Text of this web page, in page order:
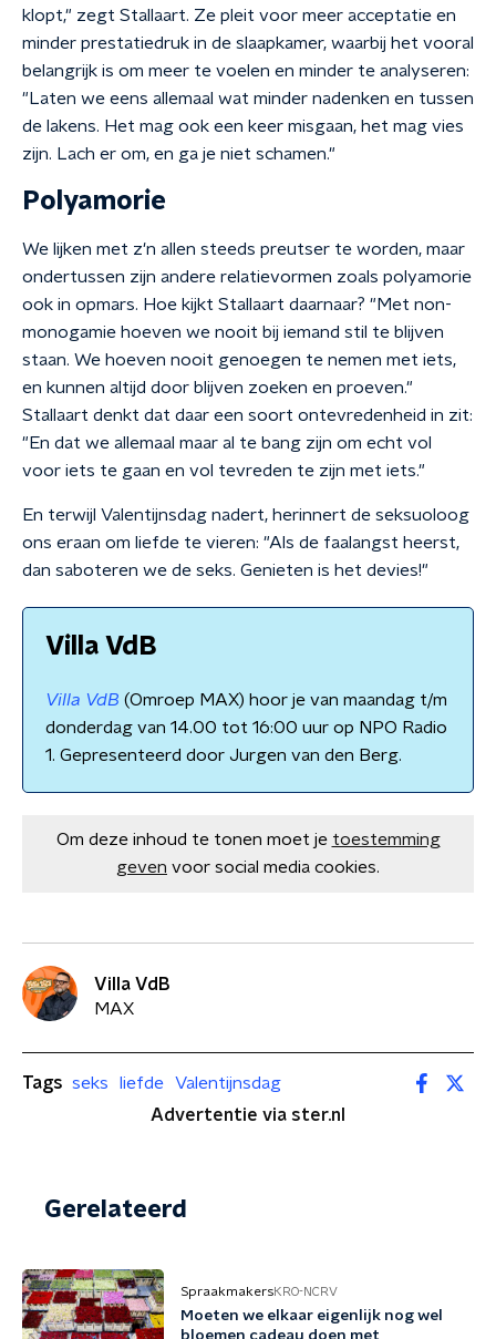
klopt," zegt Stallaart. Ze pleit voor meer acceptatie en
minder prestatiedruk in de slaapkamer, waarbij het vooral
belangrijk is om meer te voelen en minder te analyseren:
"Laten we eens allemaal wat minder nadenken en tussen
de lakens. Het mag ook een keer misgaan, het mag vies
zijn. Lach er om, en ga je niet schamen."
Polyamorie
We lijken met z'n allen steeds preutser te worden, maar
ondertussen zijn andere relatievormen zoals polyamorie
ook in opmars. Hoe kijkt Stallaart daarnaar? "Met non-
monogamie hoeven we nooit bij iemand stil te blijven
staan. We hoeven nooit genoegen te nemen met iets,
en kunnen altijd door blijven zoeken en proeven."
Stallaart denkt dat daar een soort ontevredenheid in zit:
"En dat we allemaal maar al te bang zijn om echt vol
voor iets te gaan en vol tevreden te zijn met iets."
En terwijl Valentijnsdag nadert, herinnert de seksuoloog
ons eraan om liefde te vieren: "Als de faalangst heerst,
dan saboteren we de seks. Genieten is het devies!"
Villa VdB
Villa VdB (Omroep MAX) hoor je van maandag t/m
donderdag van 14.00 tot 16:00 uur op NPO Radio
1. Gepresenteerd door Jurgen van den Berg.
Om deze inhoud te tonen moet je toestemming
geven voor social media cookies.
Villa VdB
MAX
Tags seks liefde
Valentijnsdag
Advertentie via ster.nl
Gerelateerd
SpraakmakersKRO-NCRV
Moeten we elkaar eigenlijk nog wel
bloemen cadeau doen met